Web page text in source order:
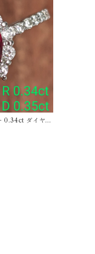
0.34ct ダイヤモ